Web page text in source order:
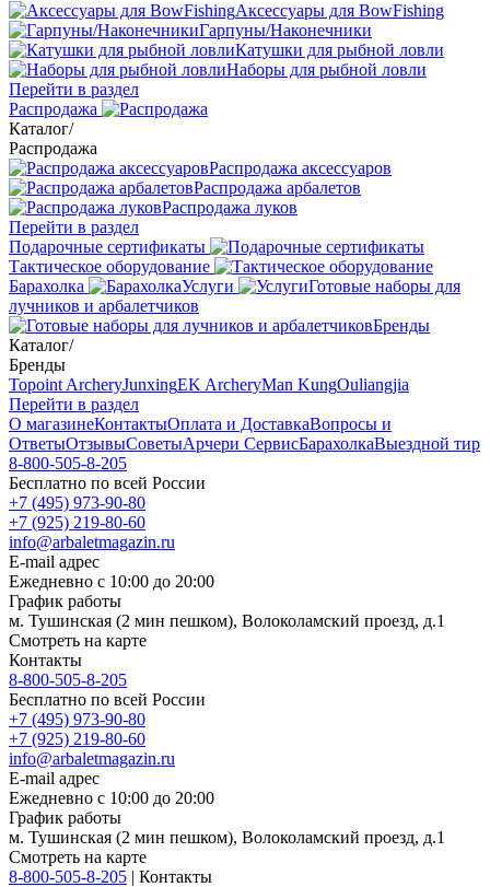
Аксессуары для BowFishing
Гарпуны/Наконечники
Катушки для рыбной ловли
Наборы для рыбной ловли
Перейти в раздел
Распродажа
Каталог/
Распродажа
Распродажа аксессуаров
Распродажа арбалетов
Распродажа луков
Перейти в раздел
Подарочные сертификаты
Тактическое оборудование
Барахолка
Услуги
Готовые наборы для
лучников и арбалетчиков
Бренды
Каталог/
Бренды
Topoint ArcheryJunxingEK ArcheryMan KungOuliangjia
Перейти в раздел
О магазинеКонтактыОплата и ДоставкаВопросы и
ОтветыОтзывыСоветыАрчери СервисБарахолкаВыездной тир
8-800-505-8-205
Бесплатно по всей России
+7 (495) 973-90-80
+7 (925) 219-80-60
info@arbaletmagazin.ru
E-mail адрес
Ежедневно с 10:00 до 20:00
График работы
м. Тушинская (2 мин пешком), Волоколамский проезд, д.1
Смотреть на карте
Контакты
8-800-505-8-205
Бесплатно по всей России
+7 (495) 973-90-80
+7 (925) 219-80-60
info@arbaletmagazin.ru
E-mail адрес
Ежедневно с 10:00 до 20:00
График работы
м. Тушинская (2 мин пешком), Волоколамский проезд, д.1
Смотреть на карте
8-800-505-8-205 | Контакты